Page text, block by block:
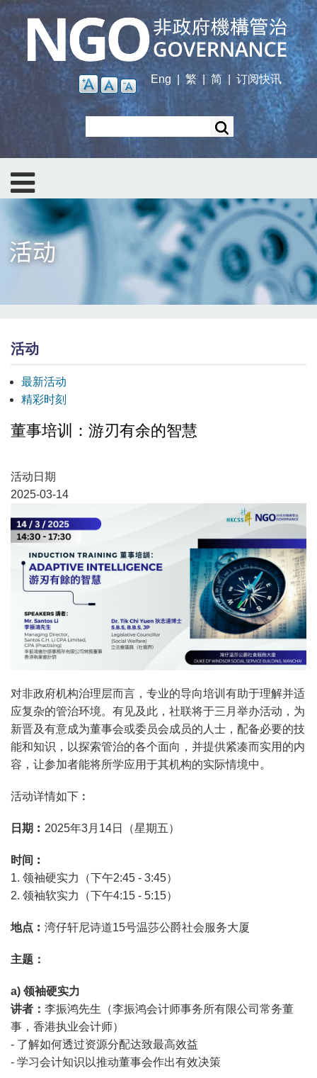
Skip
main
content
Eng
繁 | 简 订阅快讯
活动
最新活动
精彩时刻
董事培训：游刃有余的智慧
活动日期
2025-03-14
对非政府机构治理层而言，专业的导向培训有助于理解并适
应复杂的管治环境。有见及此，社联将于三月举办活动，为
新晋及有意成为董事会或委员会成员的人士，配备必要的技
能和知识，以探索管治的各个面向，并提供紧凑而实用的内
容，让参加者能将所学应用于其机构的实际情境中。
活动详情如下︰
日期︰ 2025年3月14日（星期五）
时间︰
1. 领袖硬实力（下午2:45 - 3:45）
2. 领袖软实力（下午4:15 - 5:15）
地点︰ 湾仔轩尼诗道15号温莎公爵社会服务大厦
主题：
a) 领袖硬实力
讲者： 李振鸿先生（李振鸿会计师事务所有限公司常务董
事，香港执业会计师）
- 了解如何透过资源分配达致最高效益
- 学习会计知识以推动董事会作出有效决策